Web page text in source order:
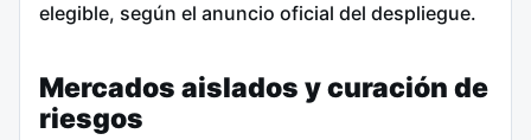
elegible, según el anuncio oficial del despliegue.
Mercados aislados y curación de
riesgos